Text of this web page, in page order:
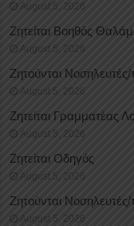
August 5, 2026
Ζητείται Βοηθός
August 5, 2026
Ζητούνται Νοσηλευτές/
August 5, 2026
Ζητείται Γραμματέας
August 5, 2026
Ζητείται Οδηγός
August 5, 2026
Ζητούνται Νοσηλευτές/
August 5, 2026